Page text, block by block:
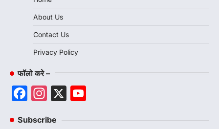
About Us
Contact Us
Privacy Policy
फॉलो करे –
Facebook
Instagram
X
Subscribe